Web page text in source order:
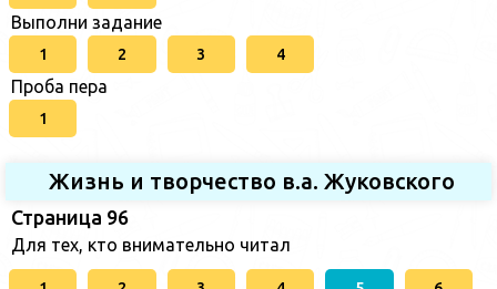
Выполни задание
1 2 3 4
Проба пера
1
Жизнь и творчество в.а. Жуковского
Страница 96
Для тех, кто внимательно читал